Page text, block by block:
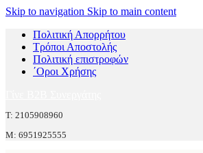
Skip to navigation Skip to main content
Πολιτική Απορρήτου
Τρόποι Αποστολής
Πολιτική επιστροφών
΄Οροι Χρήσης
Τ: 2105908960
M: 6951925555